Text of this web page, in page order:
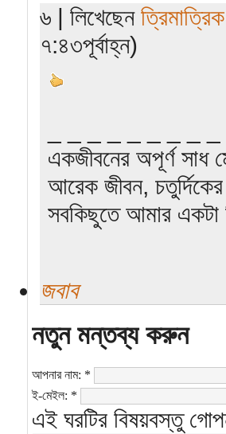
৬ | লিখেছেন
৭:৪৩পূর্বাহ্ন)
একজীবনের অপূর্ণ সাধ
আরেক জীবন, চতুর্দিকের
সবকিছুতে আমার একটা
জবাব
নতুন মন্তব্য করুন
আপনার নাম: *
ই-মেইল: *
এই ঘরটির বিষয়বস্তু